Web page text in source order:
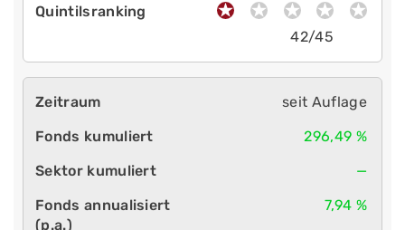
42/45
seit Auflage
296,49 %
—
7,94 %